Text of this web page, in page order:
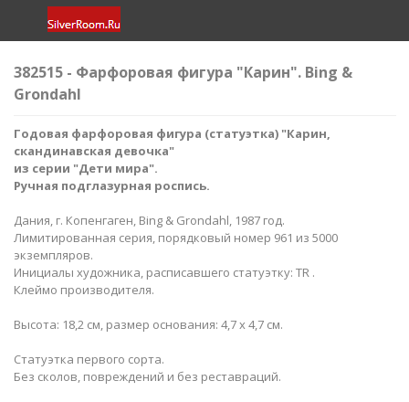
382515 - Фарфоровая фигура "Карин". Bing &
Grondahl
Годовая фарфоровая фигура (статуэтка) "Карин,
скандинавская девочка"
из серии "Дети мира".
Ручная подглазурная роспись.
Дания, г. Копенгаген, Bing & Grondahl, 1987 год.
Лимитированная серия, порядковый номер 961 из 5000
экземпляров.
Инициалы художника, расписавшего статуэтку: TR .
Клеймо производителя.
Высота: 18,2 см, размер основания: 4,7 х 4,7 см.
Статуэтка первого сорта.
Без сколов, повреждений и без реставраций.